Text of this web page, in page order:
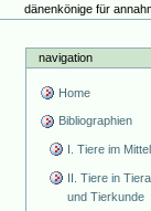
dänenkönige für
navigation
Home
Bibliographien
I. Tiere im
II. Tiere in
und Tierkunde